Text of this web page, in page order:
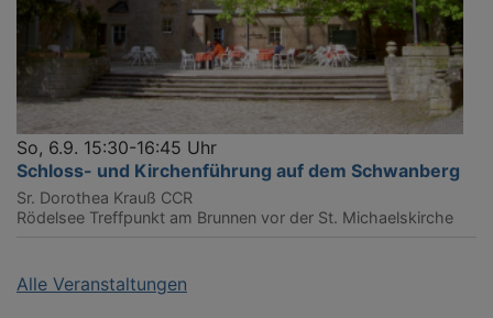
So, 6.9. 15:30-16:45 Uhr
Schloss- und Kirchenführung auf dem Schwanberg
Sr. Dorothea Krauß CCR
Rödelsee Treffpunkt am Brunnen vor der St. Michaelskirche
Alle Veranstaltungen